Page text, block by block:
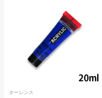
ターレンス